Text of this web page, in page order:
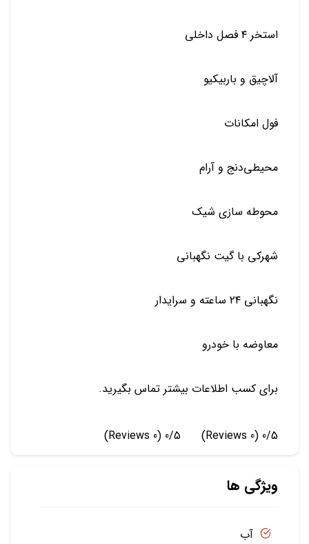
استخر ۴ فصل داخلی
آلاچیق و باربیکیو
فول امکانات
محیطی‌دنج‌ و‌ آرام
محوطه‌ سازی شیک
شهرکی با گیت نگهبانی
نگهبانی ۲۴ ساعته و سرایدار
معاوضه با خودرو
برای کسب اطلاعات بیشتر تماس بگیرید.
0/5
(0 Reviews)
0/5
(0 Reviews)
ویژگی ها
آب